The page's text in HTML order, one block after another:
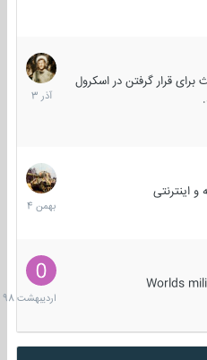
قرار گرفتن در اسکرول
7
آذر
1403
30
بهمن
1404
Worlds
10
1398